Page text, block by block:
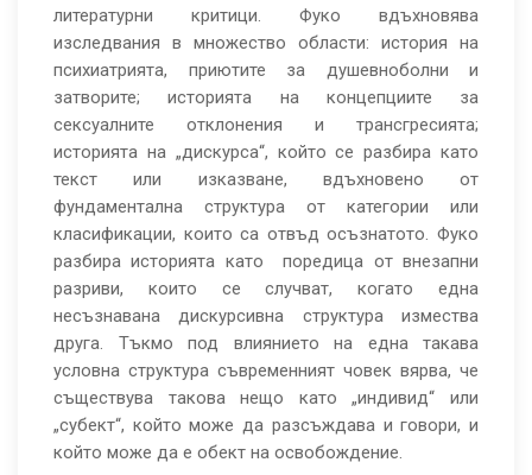
литературни критици. Фуко вдъхновява
изследвания в множество области: история на
психиатрията, приютите за душевноболни и
затворите; историята на концепциите за
сексуалните отклонения и трансгресията;
историята на „дискурса“, който се разбира като
текст или изказване, вдъхновено от
фундаментална структура от категории или
класификации, които са отвъд осъзнатото. Фуко
разбира историята като поредица от внезапни
разриви, които се случват, когато една
несъзнавана дискурсивна структура измества
друга. Тъкмо под влиянието на една такава
условна структура съвременният човек вярва, че
съществува такова нещо като „индивид“ или
„субект“, който може да разсъждава и говори, и
който може да е обект на освобождение.